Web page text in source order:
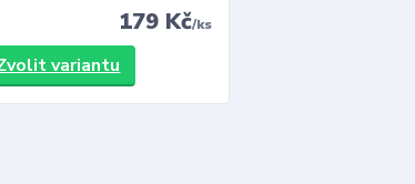
179 Kč/ks
variantu